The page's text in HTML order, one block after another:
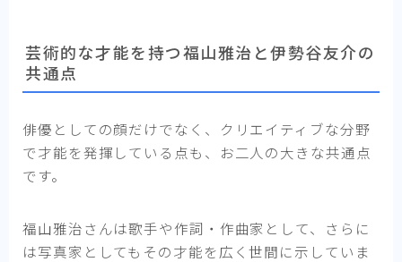
芸術的な才能を持つ福山雅治と伊勢谷友介の
共通点
俳優としての顔だけでなく、クリエイティブな分野
で才能を発揮している点も、お二人の大きな共通点
です。
福山雅治さんは歌手や作詞・作曲家として、さらに
は写真家としてもその才能を広く世間に示していま